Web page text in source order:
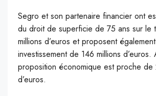
Segro et son partenaire financier ont
du droit de superficie de 75 ans sur le
millions d’euros et proposent
investissement de 146 millions d’euros.
proposition économique est proche de
d’euros.